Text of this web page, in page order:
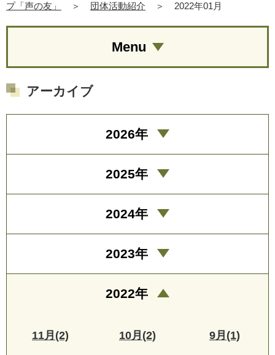
プ「声の友」
＞ 団体活動紹介 ＞ 2022年01月
Menu
アーカイブ
2026年
2025年
2024年
2023年
2022年
11月(2) 10月(2) 9月(1)